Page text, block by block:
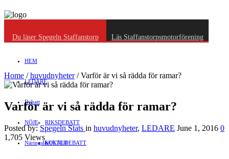
Du läser Spegeln Staffanstorp Läs Staffanstorpsmotorförening
HEM
LEDARE
Debatt
RIKSDEBATT
LOKALDEBATT
NÖJE
KULTUR
Näringsliv
Home /huvudnyheter/Varför är vi så rädda för ramar?
Varför är vi så rädda för ramar?
Posted by: Spegeln Stats in huvudnyheter, LEDARE June 1, 2016 0
1,705 Views